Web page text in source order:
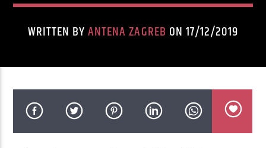
WRITTEN BYANTENA ZAGREB ON 17/12/2019